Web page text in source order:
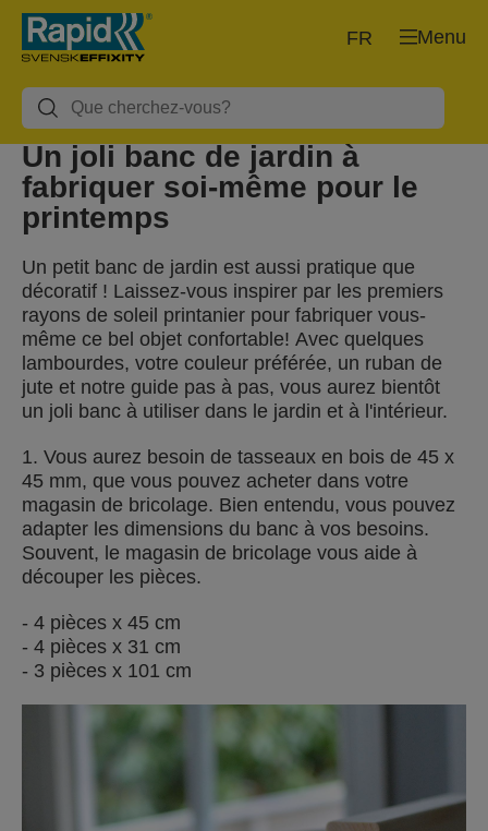
Menu
FR
Un joli banc de jardin à
fabriquer soi-même pour le
printemps
Un petit banc de jardin est aussi pratique que
décoratif ! Laissez-vous inspirer par les premiers
rayons de soleil printanier pour fabriquer vous-
même ce bel objet confortable! Avec quelques
lambourdes, votre couleur préférée, un ruban de
jute et notre guide pas à pas, vous aurez bientôt
un joli banc à utiliser dans le jardin et à l'intérieur.
1. Vous aurez besoin de tasseaux en bois de 45 x
45 mm, que vous pouvez acheter dans votre
magasin de bricolage. Bien entendu, vous pouvez
adapter les dimensions du banc à vos besoins.
Souvent, le magasin de bricolage vous aide à
découper les pièces.
- 4 pièces x 45 cm
- 4 pièces x 31 cm
- 3 pièces x 101 cm